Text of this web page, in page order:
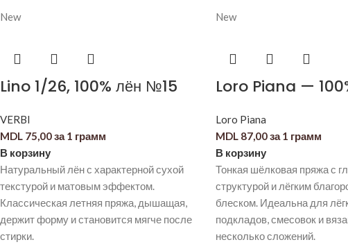
New
Lino 1/26, 100% лён №15
VERBI
MDL 75,00за 1 грамм
В корзину
Натуральный лён с характерной сухой
текстурой и матовым эффектом.
Классическая летняя пряжа, дышащая,
держит форму и становится мягче после
стирки.
New
Loro Piana —
Loro Piana
MDL87,00за 1 грамм
В корзину
Тонкая шёлковая пряжа с
структурой и лёгким
блеском. Идеальна для
подкладов, смесовок и
несколько сложений.